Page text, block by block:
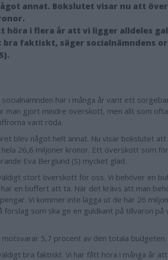
annat. Bokslutet visar nu att
höra i flera år att vi ligger alldeles
bra faktiskt, säger socialnämndens
socialnämnden har i många år varit ett
man gjort mindre överskott, men allt som
varit röda.
blev något helt annat. Nu visar bokslutet
26,6 miljoner kronor. Ett överskott som
Eva Berglund (S) mycket glad.
stort överskott för oss. Vi behöver en
en buffert att ta. När det krävs att man
Vi kommer inte lägga ut de här 26
förslag som ska ge en guldkant på tillvaron
motsvarar 5,7 procent av den totala budgeten.
bra faktiskt. Vi har fått höra i många år